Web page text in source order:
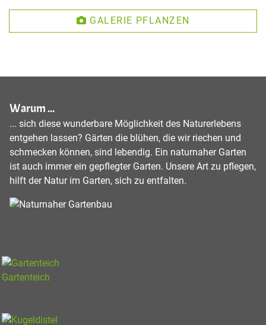
GALERIE PFLANZEN
Warum ...
... sich diese wunderbare Möglichkeit des Naturerlebens
entgehen lassen? Gärten die blühen, die wir riechen und
schmecken können, sind lebendig. Ein naturnaher Garten
ist auch immer ein gepflegter Garten. Unsere Art zu pflegen,
hilft der Natur im Garten, sich zu entfalten.
Gartenteich